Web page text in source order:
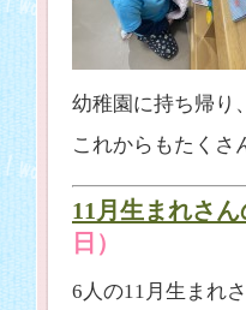
幼稚園に持ち帰り
これからもたく
11月生まれさ
日）
6人の11月生まれさ